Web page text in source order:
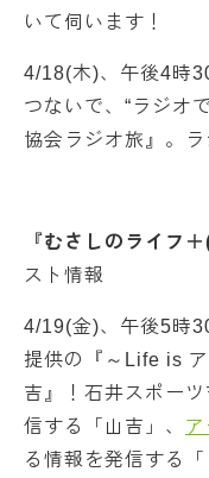
いて伺います！
4/18(木)、午後4時
つないで、“ラジオ
協会ラジオ旅』。
『むさしのライフ＋
スト情報
4/19(金)、午後5時
提供の『～Life is
吉』！石井スポー
信する「山吉」、
る情報を発信する